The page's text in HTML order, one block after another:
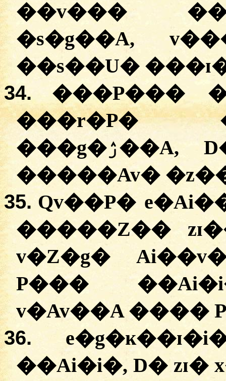
��v���
�s�g��A,
34.
���P���
���r�P�
���g�ۯ��A, D� v�Z�� ��AP�g�
35. Qv��P�
�����Z��
v�Z�g�
P���
36.
��Ai�i�, D� zɪ�